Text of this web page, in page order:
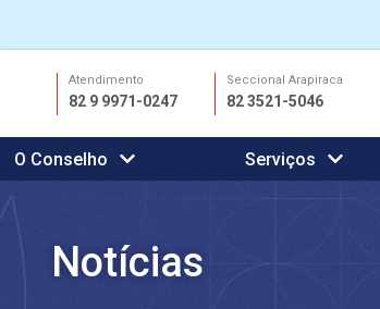
conteúdo
Atendimento
82 9 9971-0247
Seccional Arapiraca
82 3521-5046
O Conselho Serviços
Notícias